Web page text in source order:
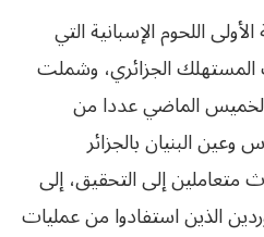
اللحوم الإسبانية التي
الجزائري، وشملت
الخميس الماضي عددا من
البنيان بالجزائر
متعاملين إلى التحقيق، إلى
الذين استفادوا من عمليات